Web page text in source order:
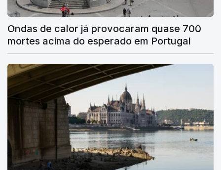
Ondas de calor já provocaram quase 700
mortes acima do esperado em Portugal